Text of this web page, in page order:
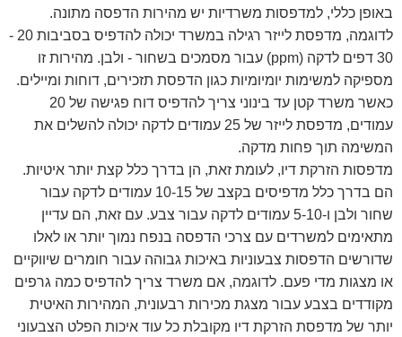
באופן כללי, למדפסות משרדיות יש מהירות הדפסה מתונה.
לדוגמה, מדפסת לייזר רגילה במשרד יכולה להדפיס בסביבות 20 -
30 דפים לדקה (ppm) עבור מסמכים בשחור - ולבן. מהירות זו
מספיקה למשימות יומיומיות כגון הדפסת תזכירים, דוחות ומיילים.
כאשר משרד קטן עד בינוני צריך להדפיס דוח פגישה של 20
עמודים, מדפסת לייזר של 25 עמודים לדקה יכולה להשלים את
המשימה תוך פחות מדקה.
מדפסות הזרקת דיו, לעומת זאת, הן בדרך כלל קצת יותר איטיות.
הם בדרך כלל מדפיסים בקצב של 10-15 עמודים לדקה עבור
שחור ולבן ו-5-10 עמודים לדקה עבור צבע. עם זאת, הם עדיין
מתאימים למשרדים עם צרכי הדפסה בנפח נמוך יותר או לאלו
שדורשים הדפסות צבעוניות באיכות גבוהה עבור חומרים שיווקיים
או מצגות מדי פעם. לדוגמה, אם משרד צריך להדפיס כמה גרפים
מקודדים בצבע עבור מצגת מכירות רבעונית, המהירות האיטית
יותר של מדפסת הזרקת דיו מקובלת כל עוד איכות הפלט הצבעוני